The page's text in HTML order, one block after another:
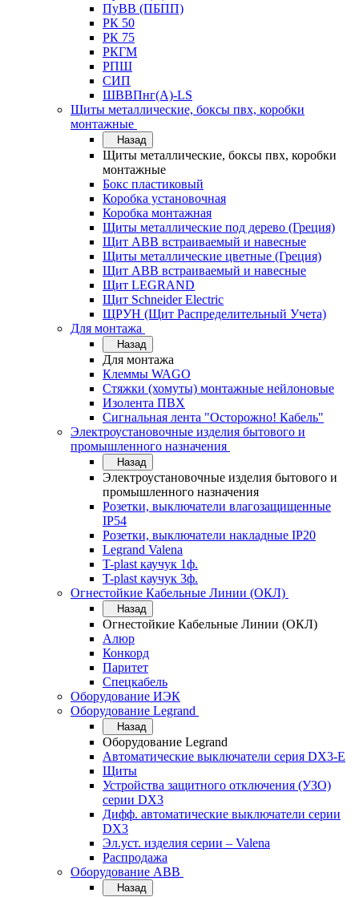
ПуВВ (ПБПП)
РК 50
РК 75
РКГМ
РПШ
СИП
ШВВПнг(А)-LS
Щиты металлические, боксы пвх, коробки
монтажные
Назад
Щиты металлические, боксы пвх, коробки
монтажные
Бокс пластиковый
Коробка установочная
Коробка монтажная
Щиты металлические под дерево (Греция)
Щит ABB встраиваемый и навесные
Щиты металлические цветные (Греция)
Щит ABB встраиваемый и навесные
Щит LEGRAND
Щит Schneider Electric
ЩРУН (Щит Распределительный Учета)
Для монтажа
Назад
Для монтажа
Клеммы WAGO
Стяжки (хомуты) монтажные нейлоновые
Изолента ПВХ
Сигнальная лента "Осторожно! Кабель"
Электроустановочные изделия бытового и
промышленного назначения
Назад
Электроустановочные изделия бытового и
промышленного назначения
Розетки, выключатели влагозащищенные
IP54
Розетки, выключатели накладные IP20
Legrand Valena
T-plast каучук 1ф.
T-plast каучук 3ф.
Огнестойкие Кабельные Линии (ОКЛ)
Назад
Огнестойкие Кабельные Линии (ОКЛ)
Алюр
Конкорд
Паритет
Спецкабель
Оборудование ИЭК
Оборудование Legrand
Назад
Оборудование Legrand
Автоматические выключатели серия DX3-E
Щиты
Устройства защитного отключения (УЗО)
серии DX3
Дифф. автоматические выключатели серии
DX3
Эл.уст. изделия серии – Valena
Распродажа
Оборудование АВВ
Назад